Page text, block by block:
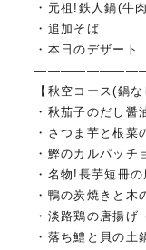
・元祖!鉄人鍋(牛
・追加そば
・本日のデザート
【秋空コース(鍋
・秋茄子のだし醤
・さつま芋と根菜
・鰹のカルパッチ
・名物!長芋短冊
・鴨の炭焼きと木
・淡路鶏の唐揚げ
・落ち鱧と貝の土